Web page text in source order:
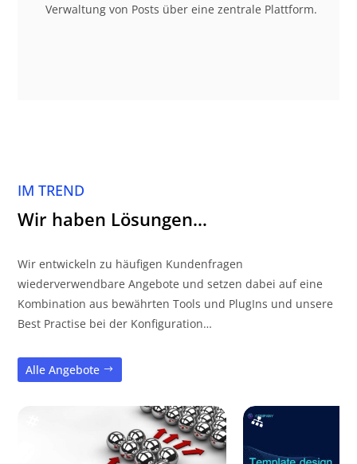
Verwaltung von Posts über eine zentrale Plattform.
IM TREND
Wir haben Lösungen…
Wir entwickeln zu häufigen Kundenfragen
wiederverwendbare Angebote und setzen dabei auf eine
Kombination aus bewährten Tools und PlugIns und unsere
Best Practise bei der Konfiguration…
Alle Angebote